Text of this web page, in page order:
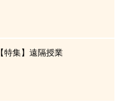
【特集】遠隔授業